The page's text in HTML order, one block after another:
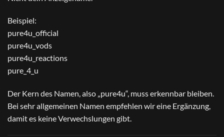
Beispiel:
pure4u_official
pure4u_vods
pure4u_reactions
pure_4_u
Der Kern des Namen, also „pure4u“, muss erkennbar bleiben.
Bei sehr allgemeinen Namen empfehlen wir eine Ergänzung,
damit es keine Verwechslungen gibt.